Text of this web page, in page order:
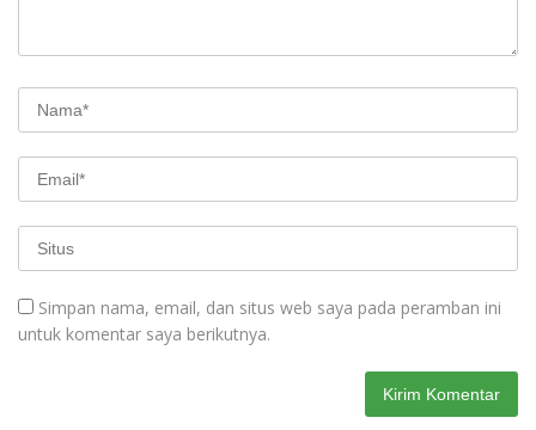
Simpan nama, email, dan situs web saya pada peramban ini
untuk komentar saya berikutnya.